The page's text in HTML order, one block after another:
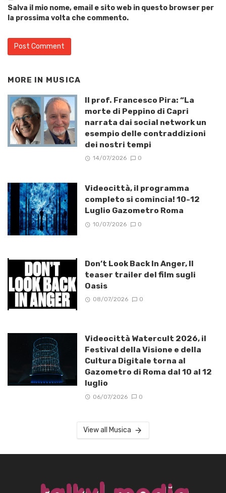
Salva il mio nome, email e sito web in questo browser per
la prossima volta che commento.
MORE IN MUSICA
Il prof. Francesco Pira: “La
morte di Peppino di Capri
narrata dai social network un
esempio delle contraddizioni
dei nostri tempi
14/07/2026 0
Videocittà, il programma
completo si comincia! 10-12
Luglio Gazometro Roma
10/07/2026 0
Don’t Look Back In Anger, Il
teaser trailer del film sugli
Oasis
08/07/2026 0
Videocittà Watercult 2026, il
Festival della Visione e della
Cultura Digitale torna al
Gazometro di Roma dal 10 al 12
luglio
06/07/2026 0
View all Musica